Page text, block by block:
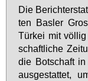
Die
ten Bas­ler
Tür­kei mit
schaft­li­che
die Bot­schaft
aus­ge­stat­tet,